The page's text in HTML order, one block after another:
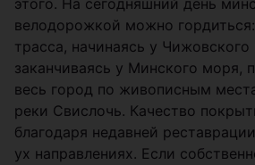
этого. На сегодняшний день
велодорожкой можно
трасса, начинаясь у
заканчиваясь у Минского моря,
весь город по живописным
реки Свислочь. Качество
благодаря недавней
ух направлениях. Если